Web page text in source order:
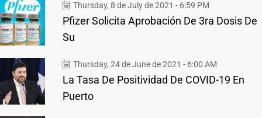
Thursday, 8 de July de 2021 - 6:59 PM
Pfizer Solicita Aprobación De 3ra Dosis De
Su
Thursday, 24 de June de 2021 - 6:00 AM
La Tasa De Positividad De COVID-19 En
Puerto